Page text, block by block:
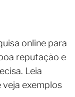
online para
reputação e
Leia
exemplos